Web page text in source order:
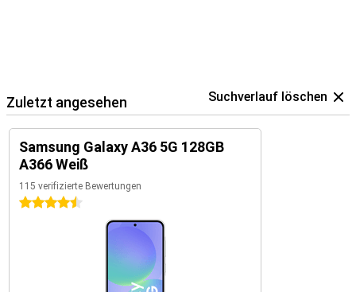
Zuletzt angesehen Suchverlauf löschen
Samsung Galaxy A36 5G 128GB
A366 Weiß
115 verifizierte Bewertungen
4.5 Sterne